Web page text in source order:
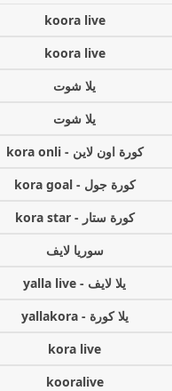
koora live
koora live
يلا شوت
يلا شوت
كورة اون لاين - kora onli
كورة جول - kora goal
كورة ستار - kora star
سوريا لايف
يلا لايف - yalla live
يلا كورة - yallakora
kora live
kooralive